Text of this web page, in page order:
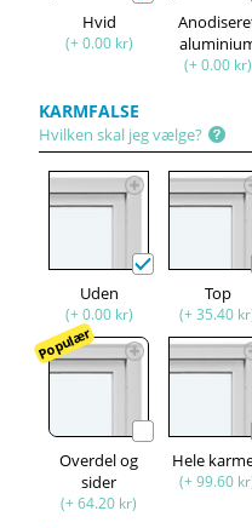
Hvid
(+ 0.00 kr)
(+ 0.00 kr)
KARMFALSE
Hvilken skal jeg vælge?
Uden
(+ 0.00 kr)
Top
(+ 35.40
Populær
Overdel og
sider
(+ 64.20 kr)
Hele
(+ 99.60